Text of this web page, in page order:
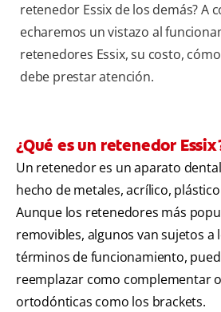
retenedor Essix de los demás? A
echaremos un vistazo al
retenedores Essix, su costo,
debe prestar atención.
¿Qué es un retenedor
Un retenedor es un aparato
hecho de metales, acrílico,
Aunque los retenedores más
removibles, algunos van sujetos a
términos de funcionamiento,
reemplazar como complementar
ortodónticas como los brackets.